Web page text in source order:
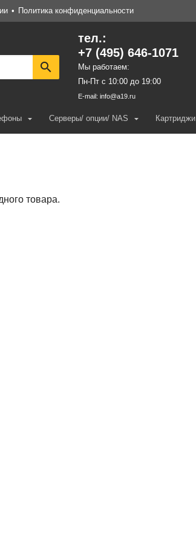
Политика конфиденциальности
тел.:
+7 (495) 646-1071
Мы работаем:
Пн-Пт с 10:00 до 19:00
E-mail: info@a19.ru
Серверы/ опции/ NAS Картриджи
товара.